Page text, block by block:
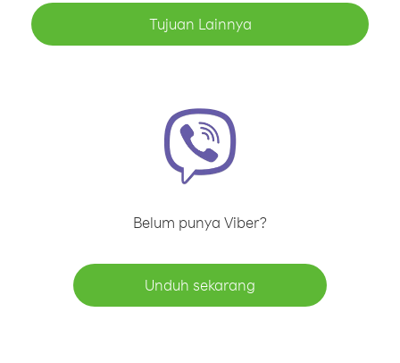
Tujuan Lainnya
Belum punya Viber?
Unduh sekarang